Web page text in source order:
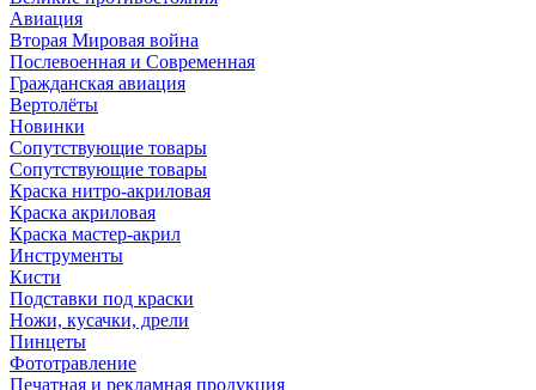
Авиация
Вторая Мировая война
Послевоенная и Современная
Гражданская авиация
Вертолёты
Новинки
Сопутствующие товары
Сопутствующие товары
Краска нитро-акриловая
Краска акриловая
Краска мастер-акрил
Инструменты
Кисти
Подставки под краски
Ножи, кусачки, дрели
Пинцеты
Фототравление
Печатная и рекламная продукция